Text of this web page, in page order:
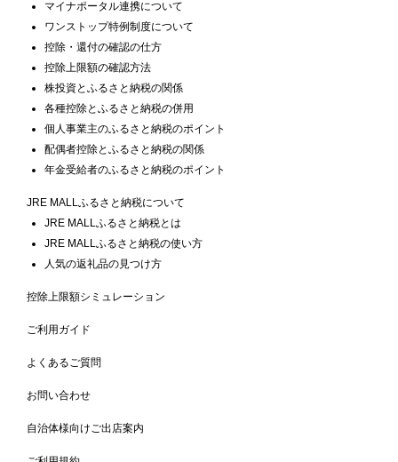
マイナポータル連携について
ワンストップ特例制度について
控除・還付の確認の仕方
控除上限額の確認方法
株投資とふるさと納税の関係
各種控除とふるさと納税の併用
個人事業主のふるさと納税のポイント
配偶者控除とふるさと納税の関係
年金受給者のふるさと納税のポイント
JRE MALLふるさと納税について
JRE MALLふるさと納税とは
JRE MALLふるさと納税の使い方
人気の返礼品の見つけ方
控除上限額シミュレーション
ご利用ガイド
よくあるご質問
お問い合わせ
自治体様向けご出店案内